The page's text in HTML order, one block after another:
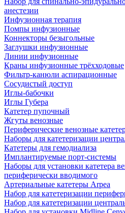
анестезии
Инфузионная терапия
Помпы инфузионные
Коннекторы безыгольные
Заглушки инфузионные
Линии инфузионные
Краны инфузионные трёхходовые
Фильтр-канюли аспирационные
Сосудистый доступ
Иглы-бабочки
Иглы Губера
Катетер пупочный
Жгуты венозные
Периферические венозные
Наборы для катетеризации
Катетеры для гемодиализа
Имплантируемые порт‑системы
Наборы для установки катетера
периферически вводимого
Артериальные катетеры Arpea
Набор для катетеризации
Набор для катетеризации